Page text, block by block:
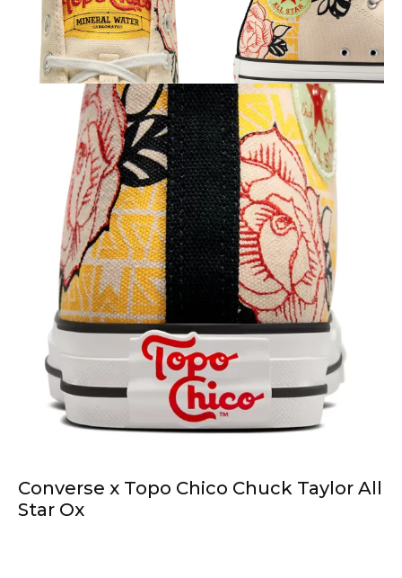
Converse x Topo Chico Chuck Taylor All
Star Ox